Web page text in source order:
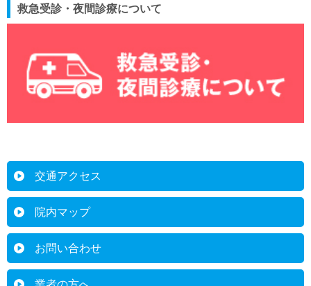
救急受診・夜間診療について
交通アクセス
院内マップ
お問い合わせ